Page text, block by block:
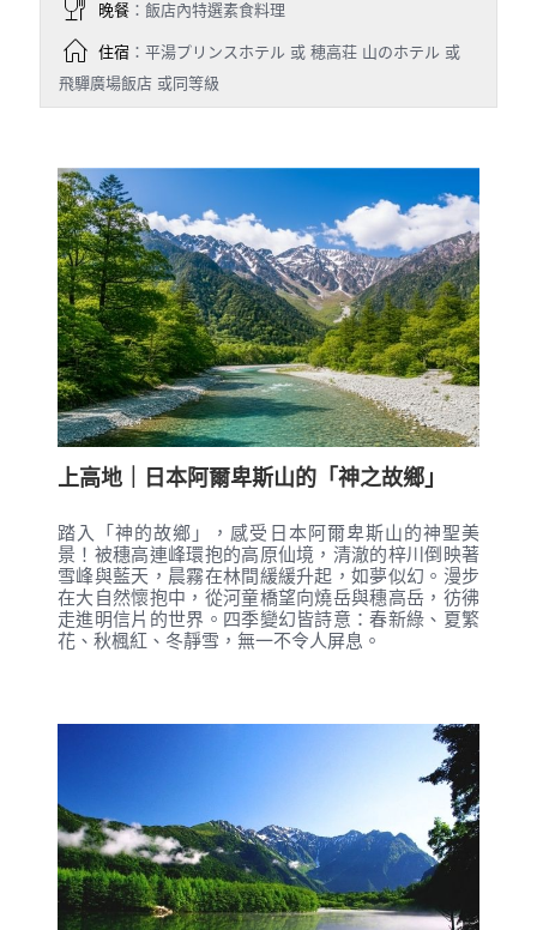
晚餐：飯店內特選素食料理
住宿：平湯プリンスホテル 或 穂高荘 山のホテル 或
飛驒廣場飯店 或同等級
上高地｜日本阿爾卑斯山的「神之故鄉」
踏入「神的故鄉」，感受日本阿爾卑斯山的神聖美
景！被穗高連峰環抱的高原仙境，清澈的梓川倒映著
雪峰與藍天，晨霧在林間緩緩升起，如夢似幻。漫步
在大自然懷抱中，從河童橋望向燒岳與穗高岳，彷彿
走進明信片的世界。四季變幻皆詩意：春新綠、夏繁
花、秋楓紅、冬靜雪，無一不令人屏息。